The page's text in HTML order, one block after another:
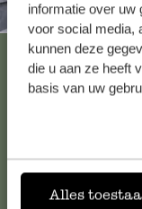
informatie over uw
voor social media,
kunnen deze
die u aan ze heeft
basis van uw
Alles
Altijd in
Bekijk alle 62
Voor vragen, tips of
klantenservice. Of